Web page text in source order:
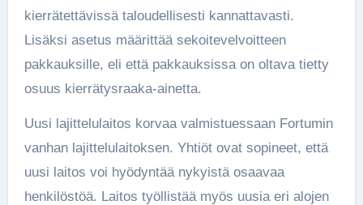
kierrätettävissä taloudellisesti kannattavasti.
Lisäksi asetus määrittää sekoitevelvoitteen
pakkauksille, eli että pakkauksissa on oltava tietty
osuus kierrätysraaka-ainetta.
Uusi lajittelulaitos korvaa valmistuessaan Fortumin
vanhan lajittelulaitoksen. Yhtiöt ovat sopineet, että
uusi laitos voi hyödyntää nykyistä osaavaa
henkilöstöä. Laitos työllistää myös uusia eri alojen